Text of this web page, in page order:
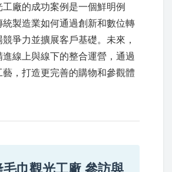
廠的成功案例是一個鮮明例
製造業如何通過創新和數位轉
爭力並擴展客戶基礎。未來，
線上與線下的整合運營，通過
，打造更完善的購物和參觀體
毛巾觀光工廠 參訪與